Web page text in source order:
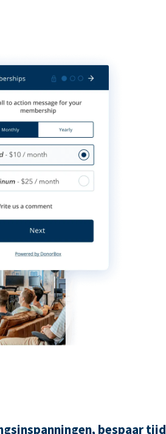
bespaar tijd